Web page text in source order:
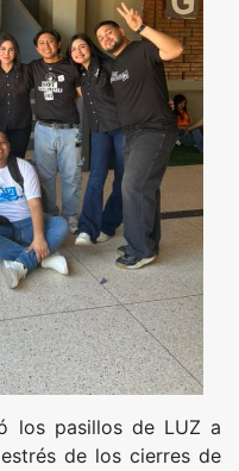
los pasillos de LUZ a
de los cierres de